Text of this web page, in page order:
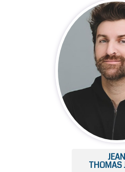
JEAN
THOMAS